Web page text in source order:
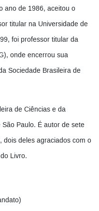
ano de 1986, aceitou o
titular na Universidade de
foi professor titular da
onde encerrou sua
Sociedade Brasileira de
de Ciências e da
Paulo. É autor de sete
dois deles agraciados com o
Livro.